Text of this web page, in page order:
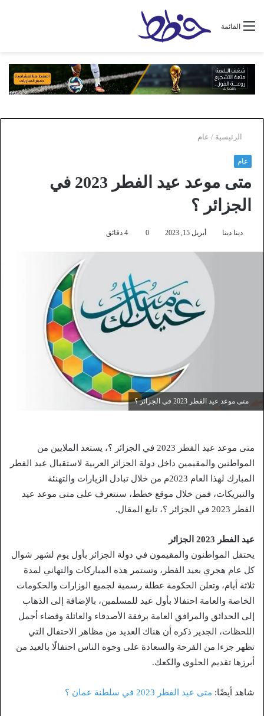
القائمة
الرئيسية / عام
عام
متى موعد عيد الفطر 2023 في
الجزائر ؟
دينا دينا أبريل 15, 2023 0
متى موعد عيد الفطر 2023 في الجزائر ؟
متى موعد عيد الفطر 2023 في الجزائر ؟، يستعد الملايين من
المواطنين والمقيمين داخل دولة الجزائر العربية لاستقبال عيد الفطر
المبارك لهذا العام 2023م من خلال تبادل الزيارات والتهنئة
والتبريكات، فمن خلال موقع خطط، سنتعرف على متى موعد عيد
الفطر 2023 في الجزائر ؟، تابع المقال.
عيد الفطر 2023 الجزائر
يحتفل المواطنون والمقيمون في دولة الجزائر بأول يوم لشهر شوال
كل عام هجري بعيد الفطر، وتستمر هذه المباركات والتهاني لمدة
ثلاثة أيام، وتعلن الحكومة عطلة رسمية لجميع الوزارات والحكومات
الخاصة والعامة احتفالا بأول عيد للمسلمين، بالإضافة إلى الذهاب
إلى الحدائق والمرافق العامة برفقة الأصدقاء والعائلة وقضاء أجمل
اللحظات، الجدير ذكره أن هناك العديد من مظاهر الاحتفال التي
تظهر جزءا من الفرحة والسعادة على وجوه الناس احتفالًا بالعيد من
أبرزها تقديم الحلوى والكعك.
شاهد أيضًا: متى عيد الفطر 2023 في سلطنة عمان ؟